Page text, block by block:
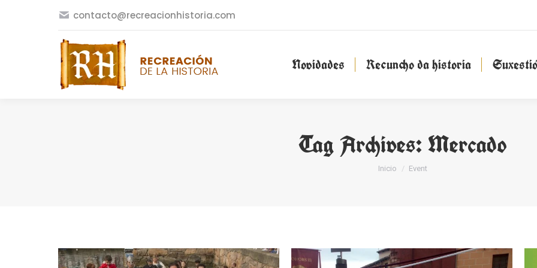
contacto@recreacionhistoria.com
Novidades Recuncho da historia
Tag Archives:Mercado
You are here:
Inicio Event
Novidades Recuncho da historia